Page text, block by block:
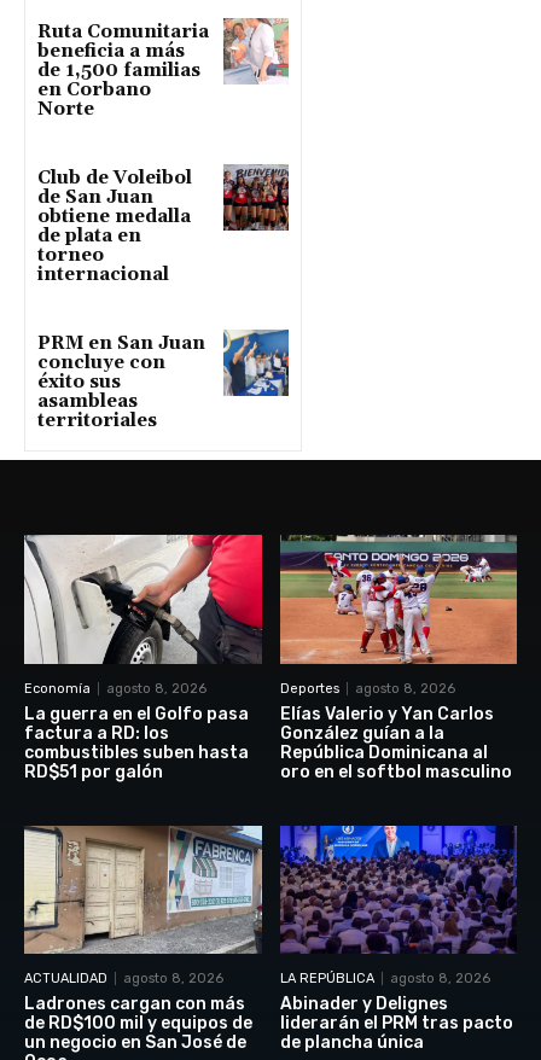
Ruta Comunitaria
beneficia a más
de 1,500 familias
en Corbano
Norte
Club de Voleibol
de San Juan
obtiene medalla
de plata en
torneo
internacional
PRM en San Juan
concluye con
éxito sus
asambleas
territoriales
Economía agosto 8, 2026
La guerra en el Golfo pasa
factura a RD: los
combustibles suben hasta
RD$51 por galón
Deportes agosto 8, 2026
Elías Valerio y Yan Carlos
González guían a la
República Dominicana al
oro en el softbol masculino
ACTUALIDAD agosto 8, 2026
Ladrones cargan con más
de RD$100 mil y equipos de
un negocio en San José de
LA REPÚBLICA agosto 8, 2026
Abinader y Delignes
liderarán el PRM tras pacto
de plancha única